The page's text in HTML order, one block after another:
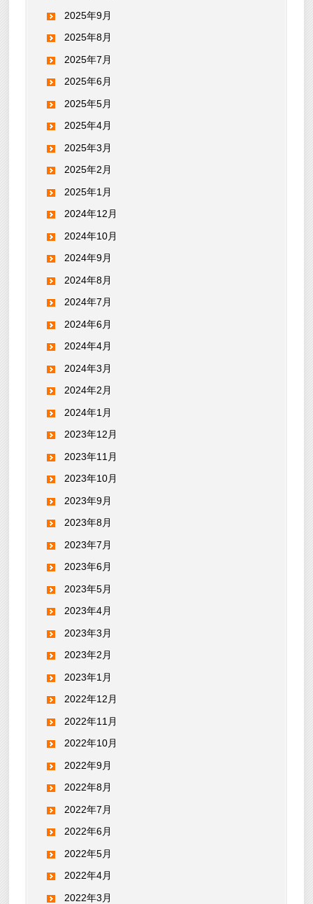
2025年9月
2025年8月
2025年7月
2025年6月
2025年5月
2025年4月
2025年3月
2025年2月
2025年1月
2024年12月
2024年10月
2024年9月
2024年8月
2024年7月
2024年6月
2024年4月
2024年3月
2024年2月
2024年1月
2023年12月
2023年11月
2023年10月
2023年9月
2023年8月
2023年7月
2023年6月
2023年5月
2023年4月
2023年3月
2023年2月
2023年1月
2022年12月
2022年11月
2022年10月
2022年9月
2022年8月
2022年7月
2022年6月
2022年5月
2022年4月
2022年3月